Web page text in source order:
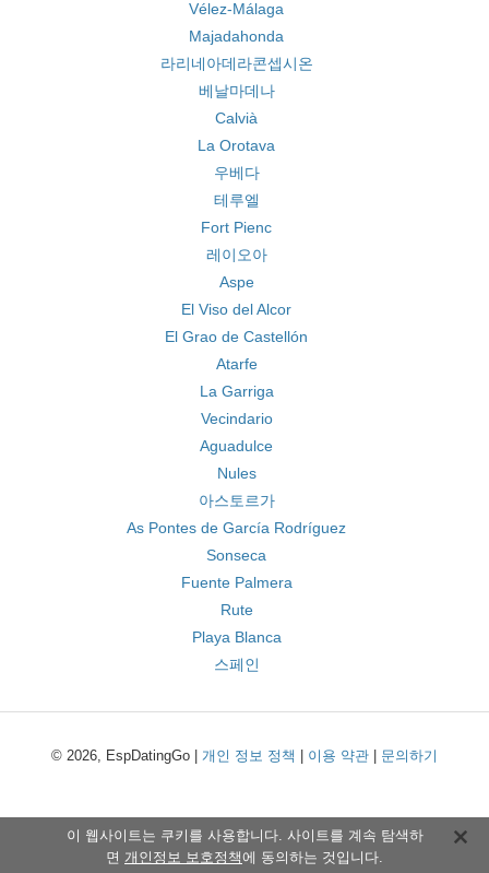
Vélez-Málaga
Majadahonda
라리네아데라콘셉시온
베날마데나
Calvià
La Orotava
우베다
테루엘
Fort Pienc
레이오아
Aspe
El Viso del Alcor
El Grao de Castellón
Atarfe
La Garriga
Vecindario
Aguadulce
Nules
아스토르가
As Pontes de García Rodríguez
Sonseca
Fuente Palmera
Rute
Playa Blanca
스페인
© 2026, EspDatingGo | 개인 정보 정책 이용 약관 문의하기
이 웹사이트는 쿠키를 사용합니다. 사이트를 계속 탐색하
면 개인정보 보호정책에 동의하는 것입니다.